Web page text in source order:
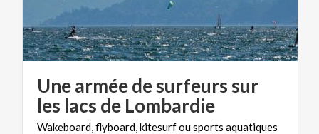
Une armée de surfeurs sur
les lacs de Lombardie
Wakeboard,flyboard,kitesurfousports aquatiques